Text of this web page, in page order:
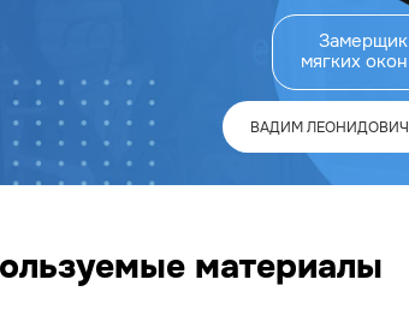
Замерщик
мягких окон
ВАДИМ ЛЕОНИДОВИЧ
материалы